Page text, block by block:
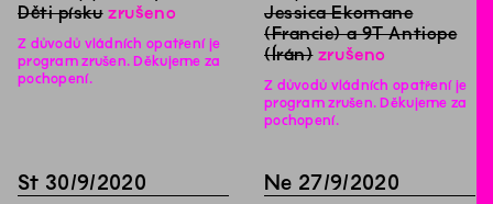
Děti pískuzrušeno
Z důvodů vládních opatření je
program zrušen. Děkujeme za
pochopení.
Jessica Ekomane
(Francie) a 9T Antiope
(Írán)zrušeno
Z důvodů vládních opatření je
program zrušen. Děkujeme za
pochopení.
St 30/9/2020 Ne 27/9/2020